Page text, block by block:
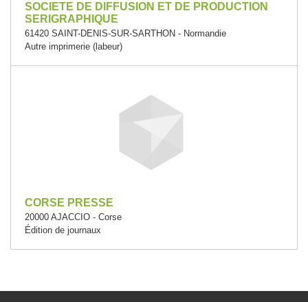
SOCIETE DE DIFFUSION ET DE PRODUCTION
SERIGRAPHIQUE
61420 SAINT-DENIS-SUR-SARTHON - Normandie
Autre imprimerie (labeur)
CORSE PRESSE
20000 AJACCIO - Corse
Édition de journaux